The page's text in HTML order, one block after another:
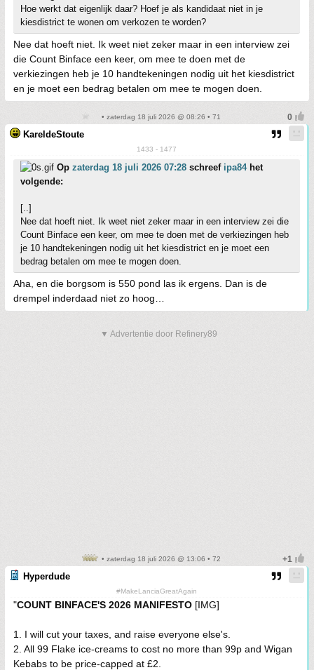
Hoe werkt dat eigenlijk daar? Hoef je als kandidaat niet in je
kiesdistrict te wonen om verkozen te worden?
Nee dat hoeft niet. Ik weet niet zeker maar in een interview zei
die Count Binface een keer, om mee te doen met de
verkiezingen heb je 10 handtekeningen nodig uit het kiesdistrict
en je moet een bedrag betalen om mee te mogen doen.
• zaterdag 18 juli 2026 @ 08:26 • 71
KareldeStoute
1433 - 1477
Op zaterdag 18 juli 2026 07:28 schreef ipa84het
volgende:
[..]
Nee dat hoeft niet. Ik weet niet zeker maar in een interview zei die
Count Binface een keer, om mee te doen met de verkiezingen heb
je 10 handtekeningen nodig uit het kiesdistrict en je moet een
bedrag betalen om mee te mogen doen.
Aha, en die borgsom is 550 pond las ik ergens. Dan is de
drempel inderdaad niet zo hoog…
▼ Advertentie door Refinery89
• zaterdag 18 juli 2026 @ 13:06 • 72
Hyperdude
#MakeLanciaGreatAgain
"COUNT BINFACE'S 2026 MANIFESTO [​IMG]
1. I will cut your taxes, and raise everyone else's.
2. All 99 Flake ice-creams to cost no more than 99p and Wigan
Kebabs to be price-capped at £2.